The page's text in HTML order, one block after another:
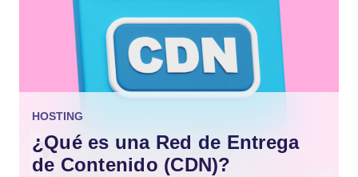
HOSTING
¿Qué es una Red de Entrega
de Contenido (CDN)?